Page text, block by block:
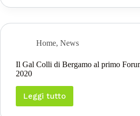
Home, News
Il Gal Colli di Bergamo al primo
2020
Leggi tutto
Il
Gal